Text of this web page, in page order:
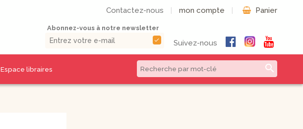
Contactez-nous mon compte Panier
Abonnez-vous à notre newsletter
check Suivez-nous
Espace libraires search